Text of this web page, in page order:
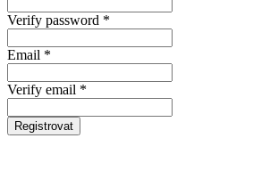
Verify password *
Email *
Verify email *
Registrovat